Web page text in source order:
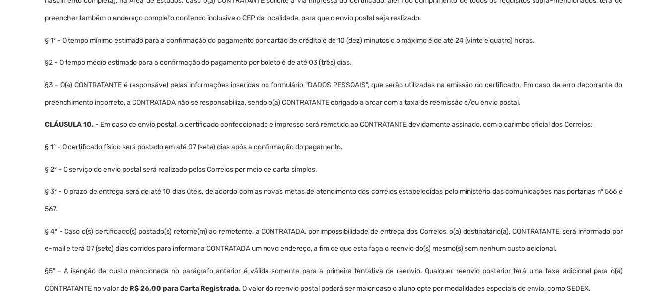
preencher também o endereço completo contendo inclusive o CEP da localidade, para que o envio postal seja realizado.
§ 1º - O tempo mínimo estimado para a confirmação do pagamento por cartão de crédito é de 10 (dez) minutos e o máximo é de até 24 (vinte e quatro) horas.
§2 - O tempo médio estimado para a confirmação do pagamento por boleto é de até 03 (três) dias.
§3 - O(a) CONTRATANTE é responsável pelas informações inseridas no formulário "DADOS PESSOAIS", que serão utilizadas na emissão do certificado. Em caso de erro decorrente do
preenchimento incorreto, a CONTRATADA não se responsabiliza, sendo o(a) CONTRATANTE obrigado a arcar com a taxa de reemissão e/ou envio postal.
CLÁUSULA 10.- Em caso de envio postal, o certificado confeccionado e impresso será remetido ao CONTRATANTE devidamente assinado, com o carimbo oficial dos Correios;
§ 1º - O certificado físico será postado em até 07 (sete) dias após a confirmação do pagamento.
§ 2º - O serviço do envio postal será realizado pelos Correios por meio de carta simples.
§ 3º - O prazo de entrega será de até 10 dias úteis, de acordo com as novas metas de atendimento dos correios estabelecidas pelo ministério das comunicações nas portarias nº 566 e
567.
§ 4º - Caso o(s) certificado(s) postado(s) retorne(m) ao remetente, a CONTRATADA, por impossibilidade de entrega dos Correios, o(a) destinatário(a), CONTRATANTE, será informado por
e-mail e terá 07 (sete) dias corridos para informar a CONTRATADA um novo endereço, a fim de que esta faça o reenvio do(s) mesmo(s) sem nenhum custo adicional.
§5º - A isenção de custo mencionada no parágrafo anterior é válida somente para a primeira tentativa de reenvio. Qualquer reenvio posterior terá uma taxa adicional para o(a)
CONTRATANTE no valor de R$ 26,00 para Carta Registrada. O valor do reenvio postal poderá ser maior caso o aluno opte por modalidades especiais de envio, como SEDEX.